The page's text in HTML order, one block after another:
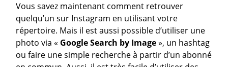
Vous savez maintenant comment retrouver
quelqu’un sur Instagram en utilisant votre
répertoire. Mais il est aussi possible d’utiliser une
photo via « Google Search by Image», un hashtag
ou faire une simple recherche à partir d’un abonné